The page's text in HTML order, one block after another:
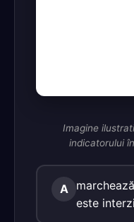
Imagine
indicatorului
A
este